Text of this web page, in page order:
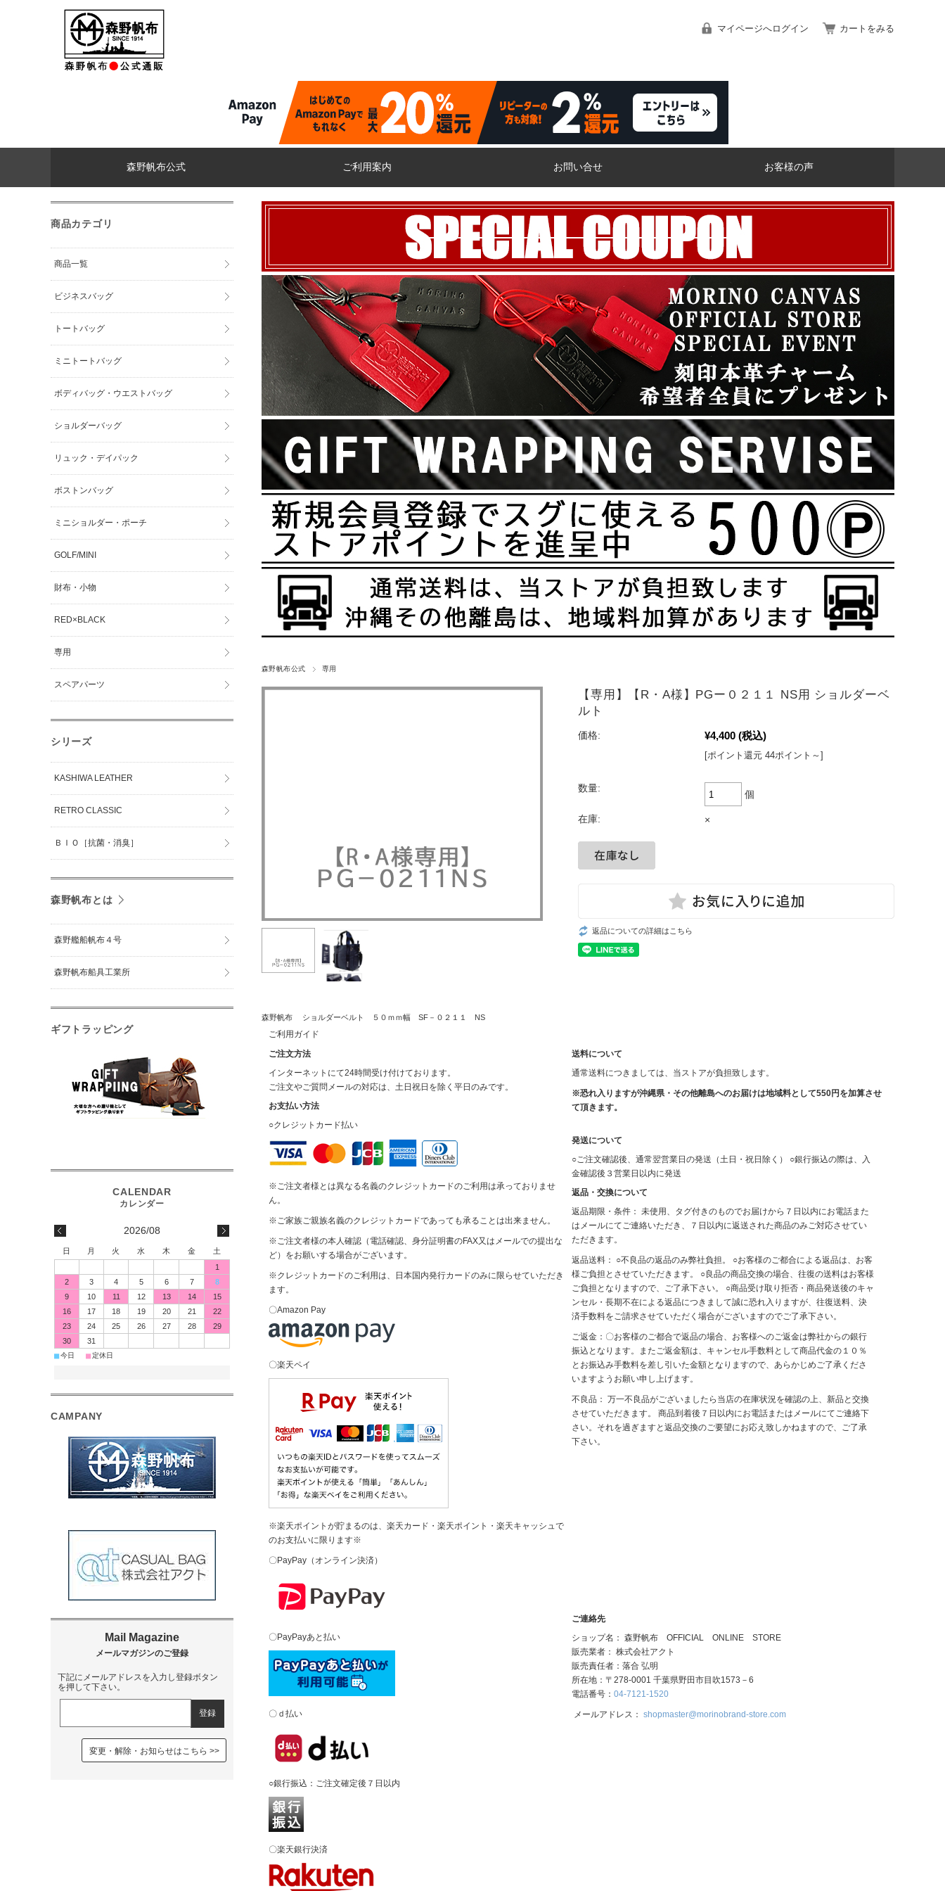
マイページへログイン カートをみる
森野帆布公式 ご利用案内 お問い合せ お客様の声
森野帆布公式 専用
【専用】【R・A様】PGー０２１１ NS用 ショルダーベ
ルト
価格: ¥4,400 (税込)
[ポイント還元 44ポイント～]
数量:
個
在庫: ×
返品についての詳細はこちら
森野帆布 ショルダーベルト ５０ｍｍ幅 SF－０２１１ NS
ご利用ガイド
ご注文方法
インターネットにて24時間受け付けております。
ご注文やご質問メールの対応は、土日祝日を除く平日のみです。
お支払い方法
○クレジットカード払い
※ご注文者様とは異なる名義のクレジットカードのご利用は承っておりませ
ん。
※ご家族ご親族名義のクレジットカードであっても承ることは出来ません。
※ご注文者様の本人確認（電話確認、身分証明書のFAX又はメールでの提出な
ど）をお願いする場合がございます。
※クレジットカードのご利用は、日本国内発行カードのみに限らせていただき
ます。
〇Amazon Pay
〇楽天ペイ
※楽天ポイントが貯まるのは、楽天カード・楽天ポイント・楽天キャッシュで
のお支払いに限ります※
〇PayPay（オンライン決済）
〇PayPayあと払い
〇ｄ払い
○銀行振込：ご注文確定後７日以内
〇楽天銀行決済
送料について
通常送料につきましては、当ストアが負担致します。
※恐れ入りますが沖縄県・その他離島へのお届けは地域料として550円を加算させ
て頂きます。
発送について
○ご注文確認後、通常翌営業日の発送（土日・祝日除く） ○銀行振込の際は、入
金確認後３営業日以内に発送
返品・交換について
返品期限・条件： 未使用、タグ付きのものでお届けから７日以内にお電話また
はメールにてご連絡いただき、７日以内に返送された商品のみご対応させてい
ただきます。
返品送料： ○不良品の返品のみ弊社負担。 ○お客様のご都合による返品は、お客
様ご負担とさせていただきます。 ○良品の商品交換の場合、往復の送料はお客様
ご負担となりますので、ご了承下さい。 ○商品受け取り拒否・商品発送後のキャ
ンセル・長期不在による返品につきまして誠に恐れ入りますが、往復送料、決
済手数料をご請求させていただく場合がございますのでご了承下さい。
ご返金：〇お客様のご都合で返品の場合、お客様へのご返金は弊社からの銀行
振込となります。またご返金額は、キャンセル手数料として商品代金の１０％
とお振込み手数料を差し引いた金額となりますので、あらかじめご了承くださ
いますようお願い申し上げます。
不良品： 万一不良品がございましたら当店の在庫状況を確認の上、新品と交換
させていただきます。 商品到着後７日以内にお電話またはメールにてご連絡下
さい。それを過ぎますと返品交換のご要望にお応え致しかねますので、ご了承
下さい。
ご連絡先
ショップ名： 森野帆布 OFFICIAL ONLINE STORE
販売業者： 株式会社アクト
販売責任者：落合 弘明
所在地：〒278-0001 千葉県野田市目吹1573－6
電話番号：04-7121-1520
メールアドレス：shopmaster@morinobrand-store.com
商品カテゴリ
商品一覧
ビジネスバッグ
トートバッグ
ミニトートバッグ
ボディバッグ・ウエストバッグ
ショルダーバッグ
リュック・デイパック
ボストンバッグ
ミニショルダー・ポーチ
GOLF/MINI
財布・小物
RED×BLACK
専用
スペアパーツ
シリーズ
KASHIWA LEATHER
RETRO CLASSIC
ＢＩＯ［抗菌・消臭］
森野帆布とは
森野艦船帆布４号
森野帆布船具工業所
ギフトラッピング
2026/08
日 月 火 水 木 金
土
1
2
3 4 5 6 7
8
9
10 11 12 13 14
15
16
17 18 19 20 21
22
23
24 25 26 27 28
29
30
31
■今日 ■定休日
CAMPANY
下記にメールアドレスを入力し登録ボタン
を押して下さい。
変更・解除・お知らせはこちら